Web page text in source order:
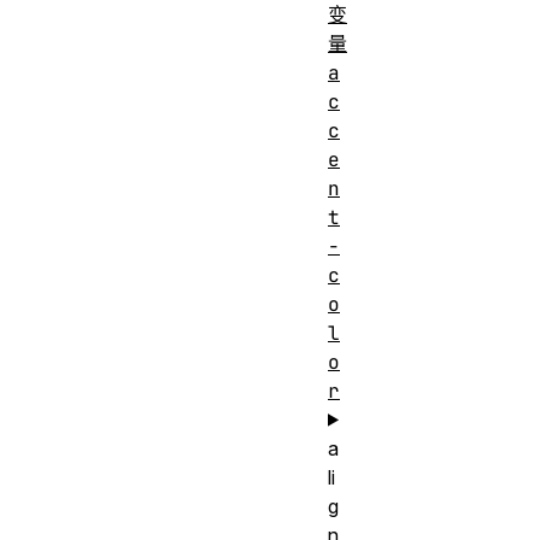
变
量
a
c
c
e
n
t
-
c
o
l
o
r
a
li
g
n